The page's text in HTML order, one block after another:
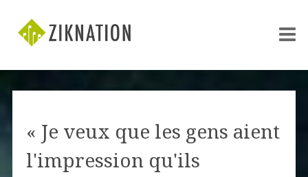
« Je veux que les gens aient
l'impression qu'ils